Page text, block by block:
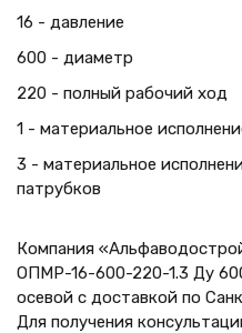
16 - давление
600 - диаметр
220 - полный рабочий ход
1 - материальное
3 - материальное
патрубков
Компания
ОПМР-16-600-220-1.3 Ду
осевой с доставкой по
Для получения